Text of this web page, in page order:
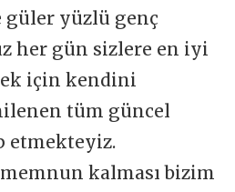
güler yüzlü genç
her gün sizlere en iyi
için kendini
tüm güncel
etmekteyiz.
kalması bizim